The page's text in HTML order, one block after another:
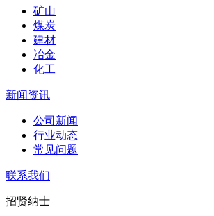
矿山
煤炭
建材
冶金
化工
新闻资讯
公司新闻
行业动态
常见问题
联系我们
招贤纳士